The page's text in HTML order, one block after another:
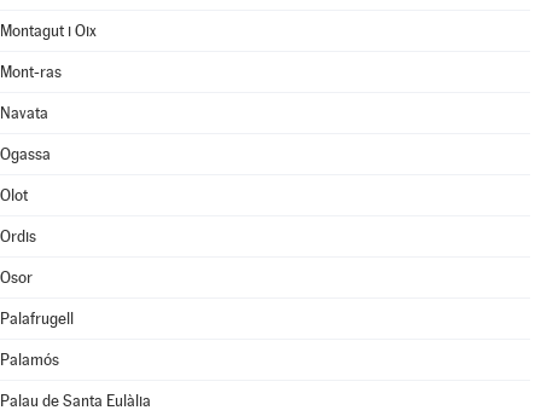
Montagut i Oix
Mont-ras
Navata
Ogassa
Olot
Ordis
Osor
Palafrugell
Palamós
Palau de Santa Eulàlia